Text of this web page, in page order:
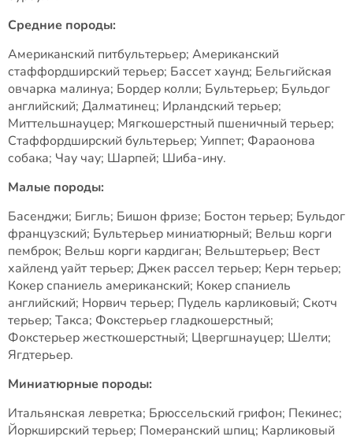
Средние породы:
Американский питбультерьер; Американский
стаффордширский терьер; Бассет хаунд; Бельгийская
овчарка малинуа; Бордер колли; Бультерьер; Бульдог
английский; Далматинец; Ирландский терьер;
Миттельшнауцер; Мягкошерстный пшеничный терьер;
Стаффордширский бультерьер; Уиппет; Фараонова
собака; Чау чау; Шарпей; Шиба-ину.
Малые породы:
Басенджи; Бигль; Бишон фризе; Бостон терьер; Бульдог
французский; Бультерьер миниатюрный; Вельш корги
пемброк; Вельш корги кардиган; Вельштерьер; Вест
хайленд уайт терьер; Джек рассел терьер; Керн терьер;
Кокер спаниель американский; Кокер спаниель
английский; Норвич терьер; Пудель карликовый; Скотч
терьер; Такса; Фокстерьер гладкошерстный;
Фокстерьер жесткошерстный; Цвергшнауцер; Шелти;
Ягдтерьер.
Миниатюрные породы:
Итальянская левретка; Брюссельский грифон; Пекинес;
Йоркширский терьер; Померанский шпиц; Карликовый